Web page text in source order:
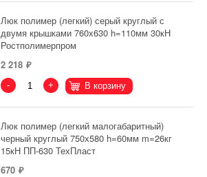
Люк полимер (легкий) серый круглый с
двумя крышками 760х630 h=110мм 30кН
Ростполимерпром
2 218
- + В корзину
Люк полимер (легкий малогабаритный)
черный круглый 750х580 h=60мм m=26кг
15кН ПП-630 ТехПласт
670